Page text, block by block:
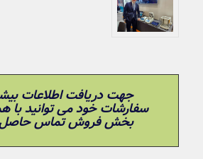
جهت دریافت اطلاعات
سفارشات خود می توانید با
بخش فروش تماس حاصل